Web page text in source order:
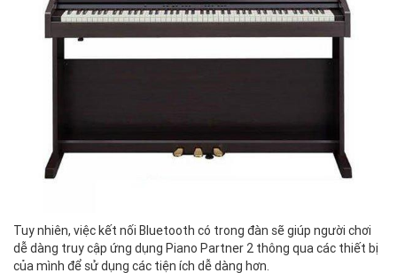
Tuy nhiên, việc kết nối Bluetooth có trong đàn sẽ giúp người chơi
dễ dàng truy cập ứng dụng Piano Partner 2 thông qua các thiết bị
của mình để sử dụng các tiện ích dễ dàng hơn.